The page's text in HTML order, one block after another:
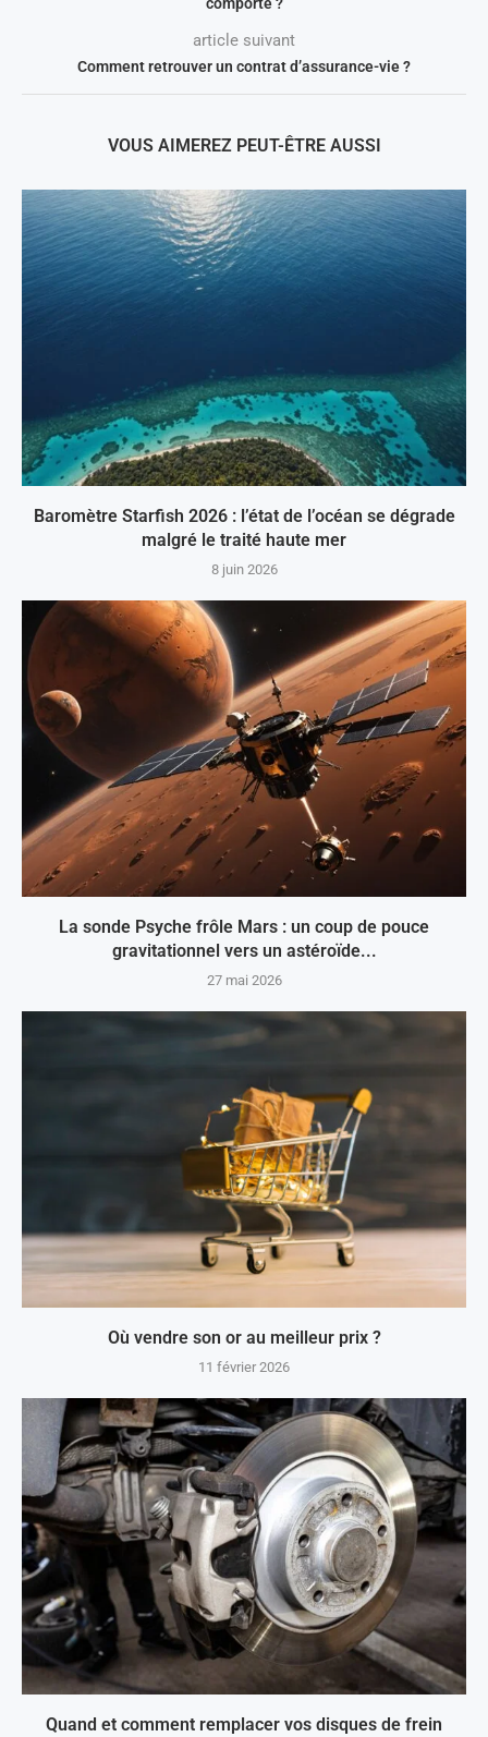
article suivant
Comment retrouver un contrat d’assurance-vie ?
VOUS AIMEREZ PEUT-ÊTRE AUSSI
Baromètre Starfish 2026 : l’état de l’océan se dégrade
malgré le traité haute mer
8 juin 2026
La sonde Psyche frôle Mars : un coup de pouce
gravitationnel vers un astéroïde...
27 mai 2026
Où vendre son or au meilleur prix ?
11 février 2026
Quand et comment remplacer vos disques de frein